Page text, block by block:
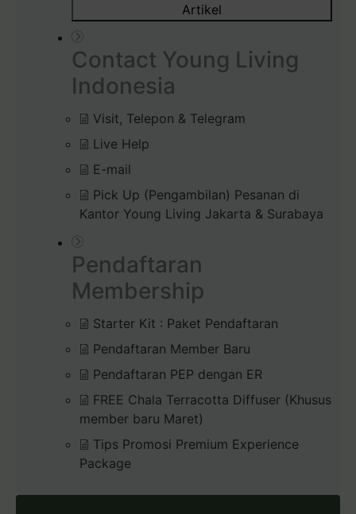
Artikel
Contact Young Living
Indonesia
Visit, Telepon & Telegram
Live Help
E-mail
Pick Up (Pengambilan) Pesanan di
Kantor Young Living Jakarta & Surabaya
Pendaftaran
Membership
Starter Kit : Paket Pendaftaran
Pendaftaran Member Baru
Pendaftaran PEP dengan ER
FREE Chala Terracotta Diffuser (Khusus
member baru Maret)
Tips Promosi Premium Experience
Package